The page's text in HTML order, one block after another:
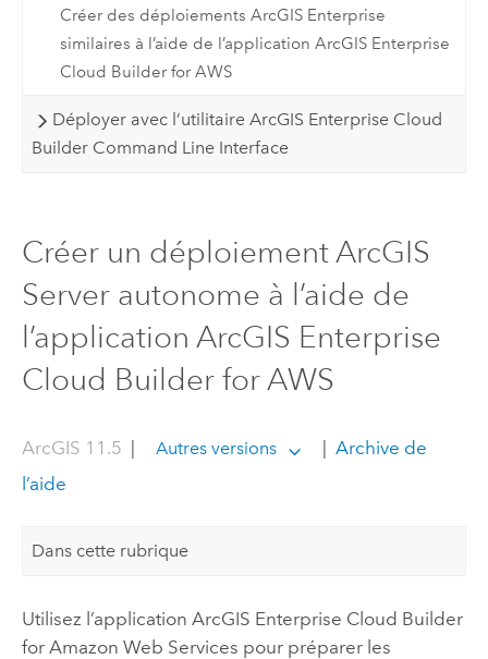
Créer des déploiements ArcGIS Enterprise
similaires à l’aide de l’application ArcGIS Enterprise
Cloud Builder for AWS
Déployer avec l’utilitaire ArcGIS Enterprise Cloud
Builder Command Line Interface
Créer un déploiement ArcGIS
Server autonome à l’aide de
l’application ArcGIS Enterprise
Cloud Builder for AWS
ArcGIS 11.5 Autres versions
Archive de
l’aide
Dans cette rubrique
Utilisez l’application ArcGIS Enterprise Cloud Builder
for Amazon Web Services pour préparer les